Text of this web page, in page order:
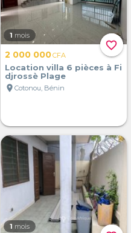
favorite_border
1 mois
2 000 000CFA
Location villa 6 pièces à Fi
djrossè Plage
location_on Cotonou, Bénin
1 mois